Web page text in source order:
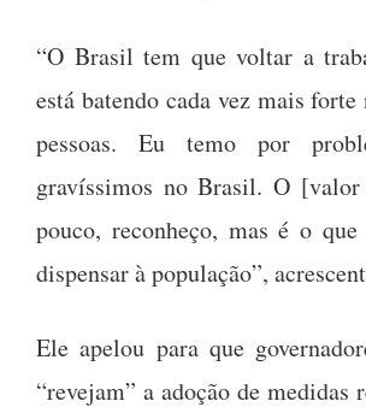
“O Brasil tem que voltar a
está batendo cada vez mais forte
pessoas. Eu temo por
gravíssimos no Brasil. O
pouco, reconheço, mas é o
dispensar à população”,
Ele apelou para que
“revejam” a adoção de medidas